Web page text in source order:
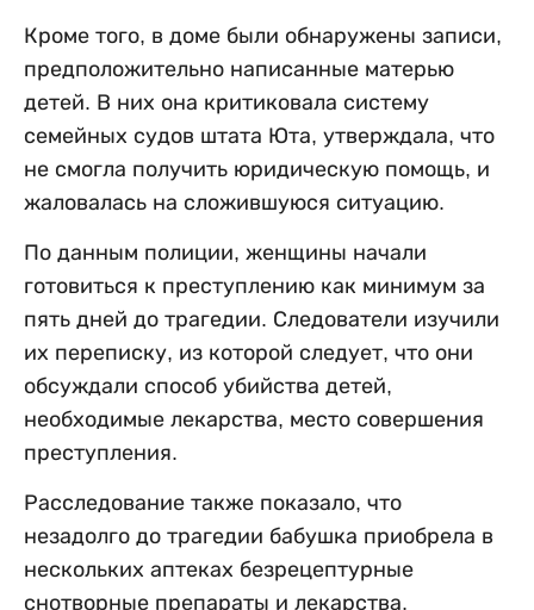
Кроме того, в доме были обнаружены записи,
предположительно написанные матерью
детей. В них она критиковала систему
семейных судов штата Юта, утверждала, что
не смогла получить юридическую помощь, и
жаловалась на сложившуюся ситуацию.
По данным полиции, женщины начали
готовиться к преступлению как минимум за
пять дней до трагедии. Следователи изучили
их переписку, из которой следует, что они
обсуждали способ убийства детей,
необходимые лекарства, место совершения
преступления.
Расследование также показало, что
незадолго до трагедии бабушка приобрела в
нескольких аптеках безрецептурные
снотворные препараты и лекарства,